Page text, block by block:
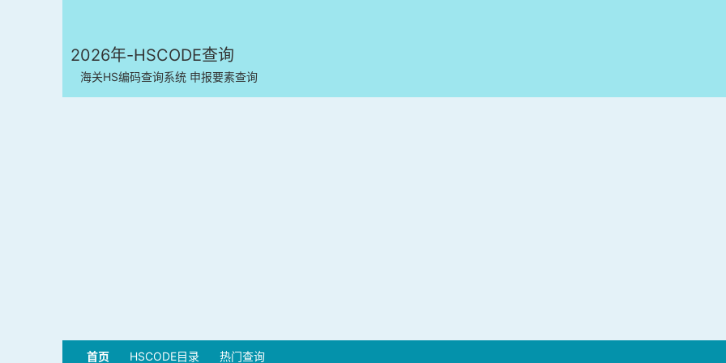
2026年-HSCODE查询
海关HS编码查询系统 申报要素查询
首页 HSCODE目录 热门查询